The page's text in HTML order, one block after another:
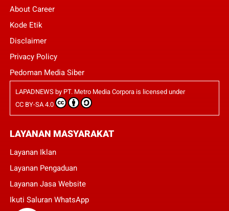
About Career
Kode Etik
Disclaimer
Privacy Policy
Pedoman Media Siber
LAPADNEWSby PT. Metro Media Corporais licensed under
CC BY-SA 4.0
LAYANAN MASYARAKAT
Layanan Iklan
Layanan Pengaduan
Layanan Jasa Website
Ikuti Saluran WhatsApp